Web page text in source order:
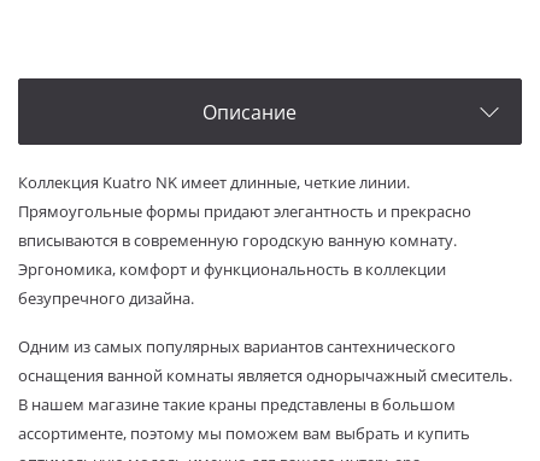
Описание
Коллекция Kuatro NK имеет длинные, четкие линии.
Прямоугольные формы придают элегантность и прекрасно
вписываются в современную городскую ванную комнату.
Эргономика, комфорт и функциональность в коллекции
безупречного дизайна.
Одним из самых популярных вариантов сантехнического
оснащения ванной комнаты является однорычажный смеситель.
В нашем магазине такие краны представлены в большом
ассортименте, поэтому мы поможем вам выбрать и купить